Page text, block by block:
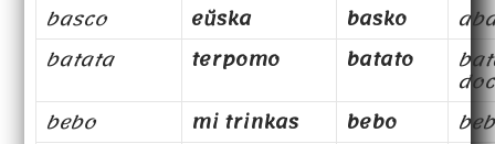
basco
eŭska basko
batata
terpomo batato
bebo
mi trinkas bebo